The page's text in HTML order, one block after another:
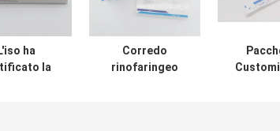
L'iso ha
la
Corredo
rinofaringeo